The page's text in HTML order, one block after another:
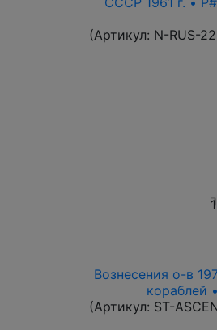
(Артикул: N-RUS-
1
Вознесения о-в
кораблей
(Артикул: ST-